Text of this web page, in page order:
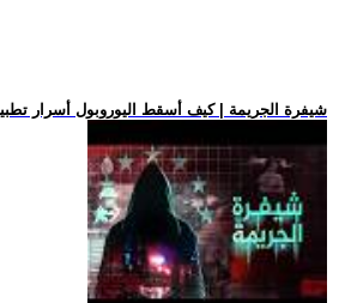
.. شيفرة الجريمة | كيف أسقط اليوروبول أسرار